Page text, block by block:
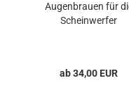
Augenbrauen für
Scheinwerfer
ab 34,00 EUR